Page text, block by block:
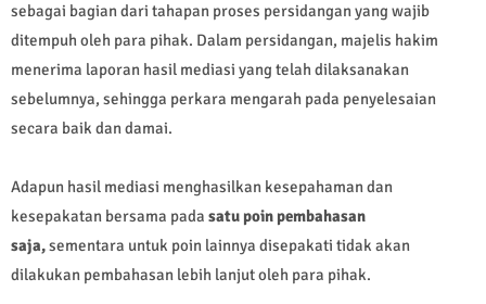
sebagai bagian dari tahapan proses persidangan yang wajib
ditempuh oleh para pihak. Dalam persidangan, majelis hakim
menerima laporan hasil mediasi yang telah dilaksanakan
sebelumnya, sehingga perkara mengarah pada penyelesaian
secara baik dan damai.
Adapun hasil mediasi menghasilkan kesepahaman dan
kesepakatan bersama pada satu poin pembahasan
saja,sementara untuk poin lainnya disepakati tidak akan
dilakukan pembahasan lebih lanjut oleh para pihak.